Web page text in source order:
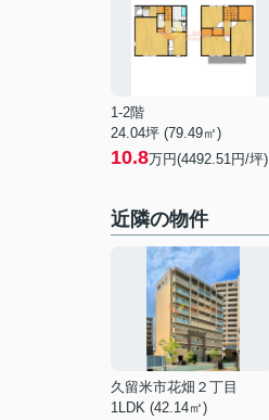
1-2階
24.04坪 (79.49㎡)
10.8万円(4492.51円/坪)
近隣の物件
久留米市花畑２丁目
1LDK (42.14㎡)